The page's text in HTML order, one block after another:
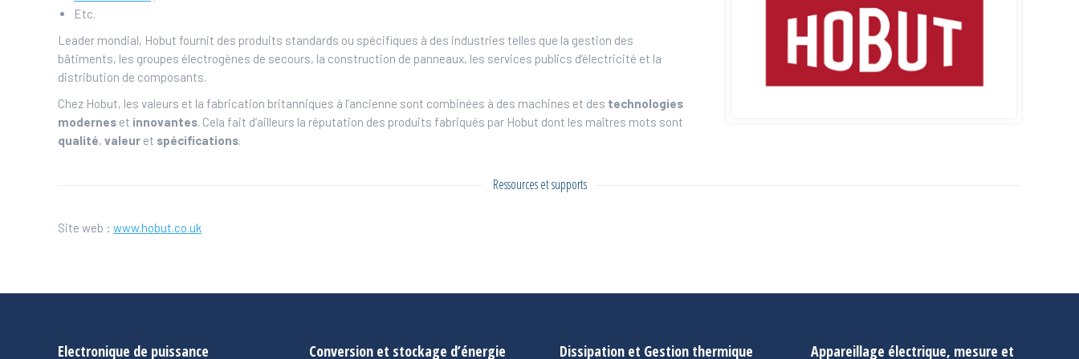
Etc.
Leader mondial, Hobut fournit des produits standards ou spécifiques à des industries telles que la gestion des
bâtiments, les groupes électrogènes de secours, la construction de panneaux, les services publics d’électricité et la
distribution de composants.
Chez Hobut, les valeurs et la fabrication britanniques à l’ancienne sont combinées à des machines et des technologies
modernes et innovantes. Cela fait d’ailleurs la réputation des produits fabriqués par Hobut dont les maîtres mots sont
qualité, valeur et spécifications.
Ressources et supports
Site web : www.hobut.co.uk
Electronique de puissance Conversion et stockage d’énergie Dissipation et Gestion thermique Appareillage électrique, mesure et